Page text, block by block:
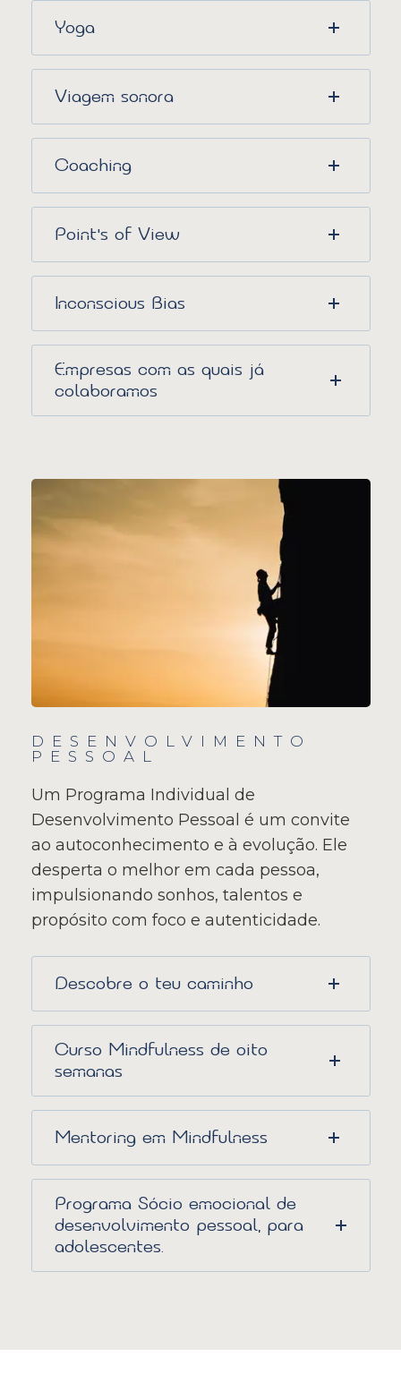
Yoga
Viagem sonora
Coaching
Point’s of View
Inconscious Bias
Empresas com as quais já
colaboramos
DESENVOLVIMENTO
PESSOAL
Um Programa Individual de
Desenvolvimento Pessoal é um convite
ao autoconhecimento e à evolução. Ele
desperta o melhor em cada pessoa,
impulsionando sonhos, talentos e
propósito com foco e autenticidade.
Descobre o teu caminho
Curso Mindfulness de oito
semanas
Mentoring em Mindfulness
Programa Sócio emocional de
desenvolvimento pessoal, para
adolescentes.